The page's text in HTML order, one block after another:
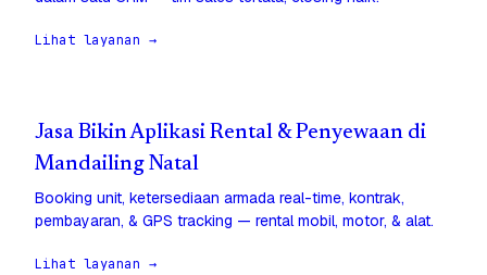
Lihat layanan →
Jasa Bikin Aplikasi Rental & Penyewaan di
Mandailing Natal
Booking unit, ketersediaan armada real-time, kontrak,
pembayaran, & GPS tracking — rental mobil, motor, & alat.
Lihat layanan →